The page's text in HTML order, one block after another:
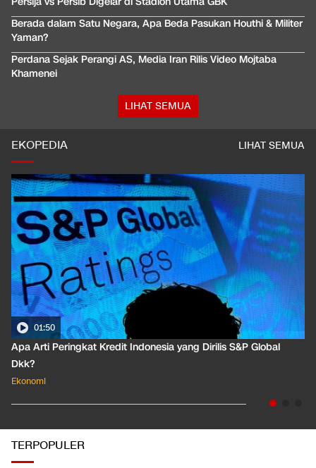
Berada dalam Satu Negara, Apa Beda Pasukan Houthi & Militer
Yaman?
Perdana Sejak Perangi AS, Media Iran Rilis Video Mojtaba
Khamenei
LIHAT SEMUA
EKOPEDIA LIHAT SEMUA
01:50
Apa Arti Peringkat Kredit Indonesia yang Dirilis S&P Global
Dkk?
Ekonomi
TERPOPULER